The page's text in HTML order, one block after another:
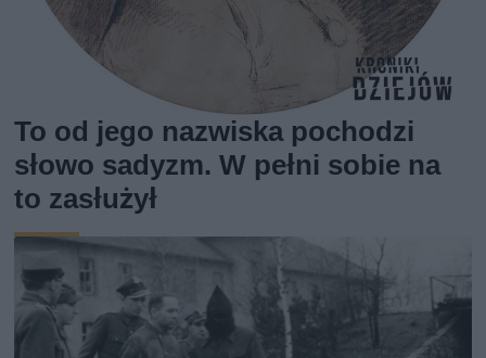
To od jego nazwiska pochodzi
słowo sadyzm. W pełni sobie na
to zasłużył